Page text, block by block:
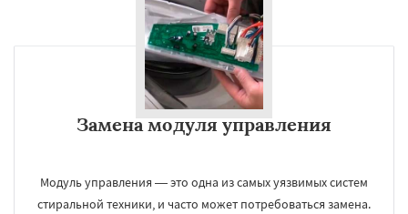
Замена модуля управления
Модуль управления — это одна из самых уязвимых систем
стиральной техники, и часто может потребоваться замена.
Даю согласие на обработку персональных данных